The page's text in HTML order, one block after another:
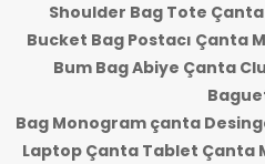
Shoulder Bag Tote
Bucket Bag Postacı Çanta
Bum Bag Abiye Çanta
Bag Monogram çanta
Laptop Çanta Tablet Çanta